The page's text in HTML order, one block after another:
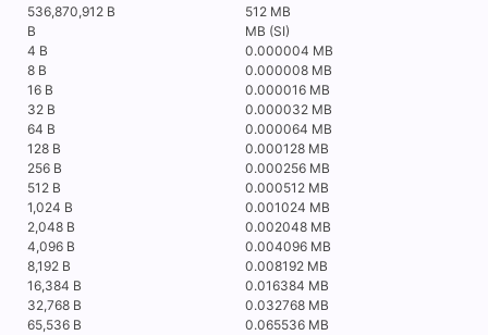
536,870,912 B
512 MB
B
MB (SI)
4 B
0.000004 MB
8 B
0.000008 MB
16 B
0.000016 MB
32 B
0.000032 MB
64 B
0.000064 MB
128 B
0.000128 MB
256 B
0.000256 MB
512 B
0.000512 MB
1,024 B
0.001024 MB
2,048 B
0.002048 MB
4,096 B
0.004096 MB
8,192 B
0.008192 MB
16,384 B
0.016384 MB
32,768 B
0.032768 MB
65,536 B
0.065536 MB